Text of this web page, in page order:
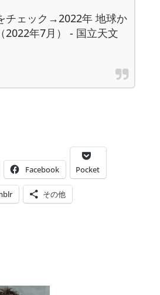
チェック→2022年 地球か
2022年7月） - 国立天文
Facebook Pocket
その他